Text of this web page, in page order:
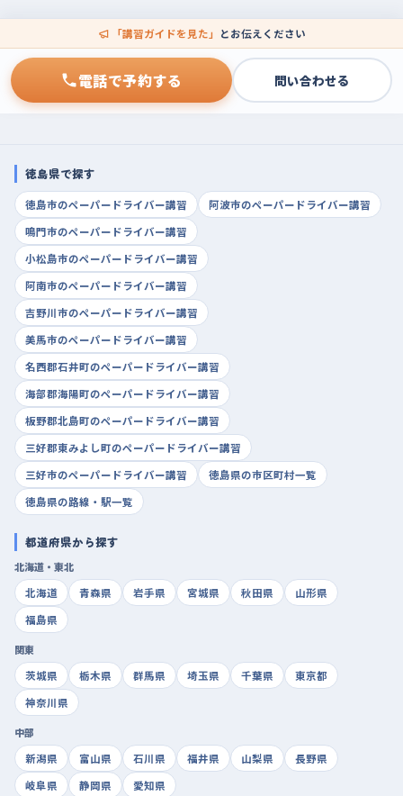
「講習ガイドを見た」 とお伝えください
電話で予約する 問い合わせる
徳島県で探す
徳島市のペーパードライバー講習
阿波市のペーパードライバー講習
鳴門市のペーパードライバー講習
小松島市のペーパードライバー講習
阿南市のペーパードライバー講習
吉野川市のペーパードライバー講習
美馬市のペーパードライバー講習
名西郡石井町のペーパードライバー講習
海部郡海陽町のペーパードライバー講習
板野郡北島町のペーパードライバー講習
三好郡東みよし町のペーパードライバー講習
三好市のペーパードライバー講習
徳島県の市区町村一覧
徳島県の路線・駅一覧
都道府県から探す
北海道・東北
北海道
青森県 岩手県 宮城県 秋田県
山形県
福島県
関東
茨城県
栃木県 群馬県 埼玉県 千葉県
東京都
神奈川県
中部
新潟県
富山県 石川県 福井県 山梨県
長野県
岐阜県
静岡県 愛知県